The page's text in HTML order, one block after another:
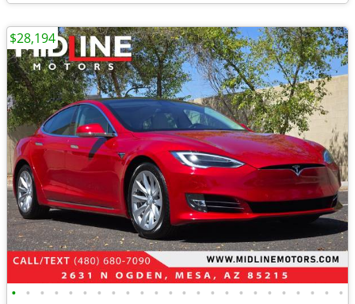
• • • • • • • • • • • • • • • • • • • • • • • •
$28,194